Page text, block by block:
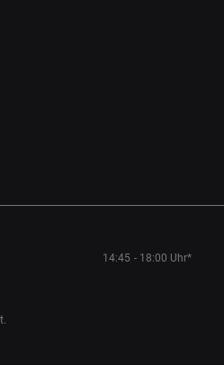
14:45 - 18:00 Uhr*